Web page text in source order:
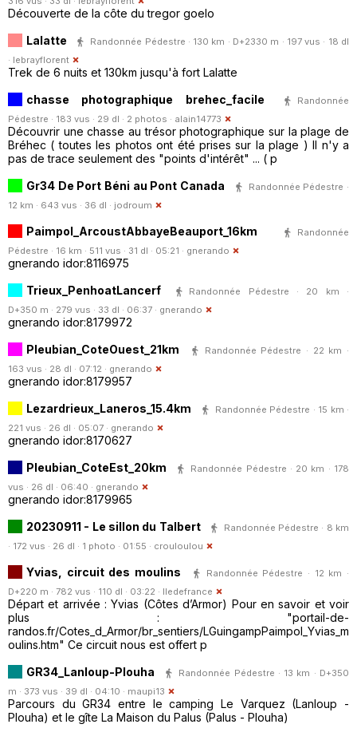
Découverte de la côte du tregor goelo
Lalatte
Randonnée Pédestre · 130 km · D+2330 m · 197 vus · 18 dl
· lebrayflorent
Trek de 6 nuits et 130km jusqu'à fort Lalatte
chasse photographique brehec_facile
Randonnée
Pédestre · 183 vus · 29 dl · 2 photos · alain14773
Découvrir une chasse au trésor photographique sur la plage de
Bréhec ( toutes les photos ont été prises sur la plage ) Il n'y a
pas de trace seulement des "points d'intérêt" ... ( p
Gr34 De Port Béni au Pont Canada
Randonnée Pédestre ·
12 km · 643 vus · 36 dl · jodroum
Paimpol_ArcoustAbbayeBeauport_16km
Randonnée
Pédestre · 16 km · 511 vus · 31 dl · 05:21 · gnerando
gnerando idor:8116975
Trieux_PenhoatLancerf
Randonnée Pédestre · 20 km ·
D+350 m · 279 vus · 33 dl · 06:37 · gnerando
gnerando idor:8179972
Pleubian_CoteOuest_21km
Randonnée Pédestre · 22 km ·
163 vus · 28 dl · 07:12 · gnerando
gnerando idor:8179957
Lezardrieux_Laneros_15.4km
Randonnée Pédestre · 15 km ·
221 vus · 26 dl · 05:07 · gnerando
gnerando idor:8170627
Pleubian_CoteEst_20km
Randonnée Pédestre · 20 km · 178
vus · 26 dl · 06:40 · gnerando
gnerando idor:8179965
20230911 - Le sillon du Talbert
Randonnée Pédestre · 8 km
· 172 vus · 26 dl · 1 photo · 01:55 · crouloulou
Yvias, circuit des moulins
Randonnée Pédestre · 12 km ·
D+220 m · 782 vus · 110 dl · 03:22 · Iledefrance
Départ et arrivée : Yvias (Côtes d’Armor) Pour en savoir et voir
plus : "portail-de-
randos.fr/Cotes_d_Armor/br_sentiers/LGuingampPaimpol_Yvias_m
oulins.htm" Ce circuit nous est offert p
GR34_Lanloup-Plouha
Randonnée Pédestre · 13 km · D+350
m · 373 vus · 39 dl · 04:10 · maupi13
Parcours du GR34 entre le camping Le Varquez (Lanloup -
Plouha) et le gîte La Maison du Palus (Palus - Plouha)